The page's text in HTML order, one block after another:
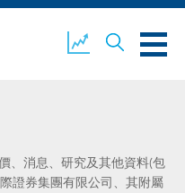
、消息、研究及其他資料(包
證券集團有限公司、其附屬